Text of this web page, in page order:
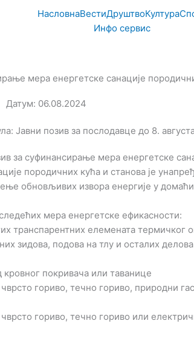
НасловнаВестиДруштвоКултура
Инфо сервис
мера енергетске санације
Датум: 06.08.2024
за суфинансирање мера енергетске
породичних кућа и станова је
обновљивих извора енергије у
мера енергетске ефикасности:
транспарентних елемената термичког
зидова, подова на тлу и осталих
покривача или таванице
гориво, течно гориво, природни
гориво, течно гориво или